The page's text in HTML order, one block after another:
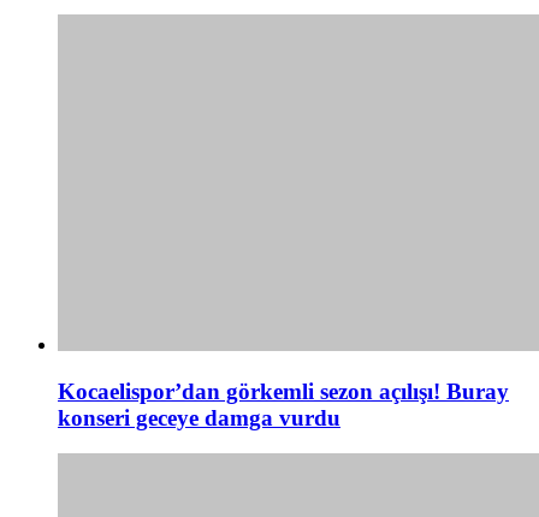
Kocaelispor’dan görkemli sezon açılışı! Buray
konseri geceye damga vurdu